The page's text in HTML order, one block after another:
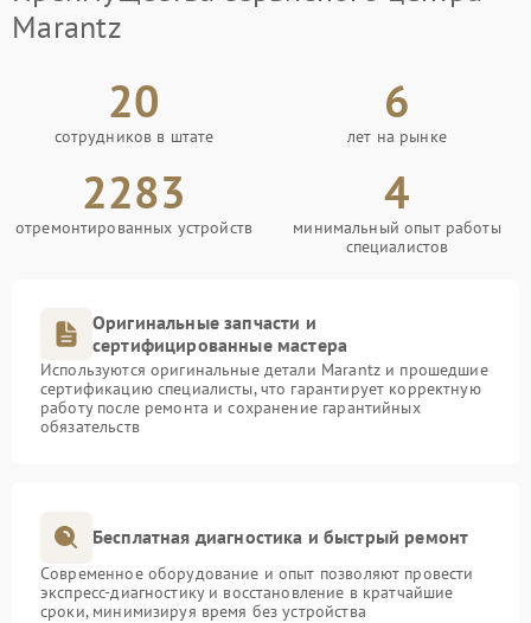
Marantz
20
сотрудников в штате
6
лет на рынке
2283
отремонтированных устройств
4
минимальный опыт работы
специалистов
Оригинальные запчасти и
сертифицированные мастера
Используются оригинальные детали Marantz и прошедшие
сертификацию специалисты, что гарантирует корректную
работу после ремонта и сохранение гарантийных
обязательств
Бесплатная диагностика и быстрый ремонт
Современное оборудование и опыт позволяют провести
экспресс-диагностику и восстановление в кратчайшие
сроки, минимизируя время без устройства